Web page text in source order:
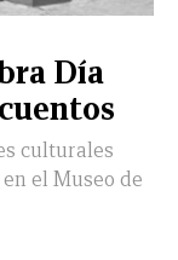
Día
culturales
el Museo de